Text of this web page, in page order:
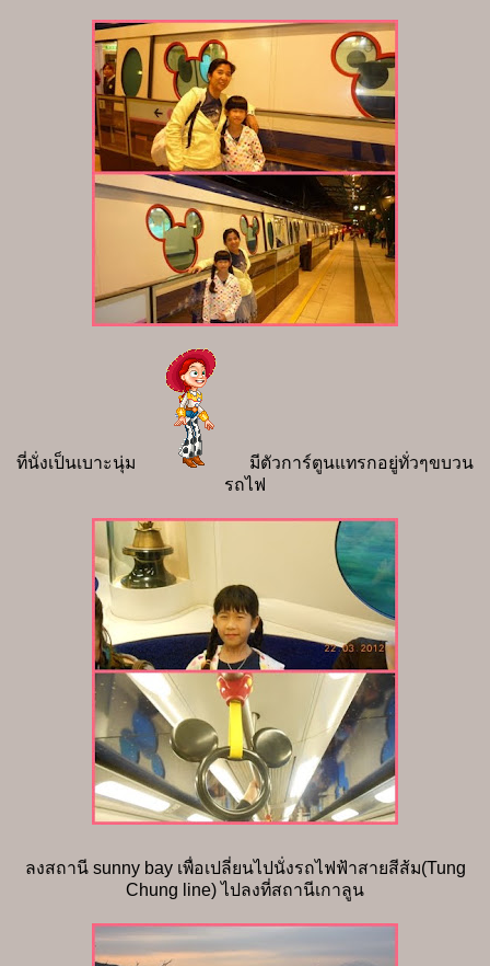
ที่นั่งเป็นเบาะนุ่ม
มีตัวการ์ตูนแทรกอยู่ทั่วๆขบวน
รถไฟ
ลงสถานี sunny bay เพื่อเปลี่ยนไปนั่งรถไฟฟ้าสายสีส้ม(Tung
Chung line) ไปลงที่สถานีเกาลูน